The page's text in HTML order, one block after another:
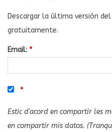
Descargar la última versión
gratuitamente.
Email: *
*
Estic d'acord en compartir les
en compartir mis datos.